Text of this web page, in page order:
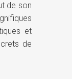
de son
et
de